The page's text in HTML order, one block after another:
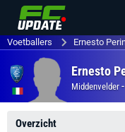
Voetballers Ernesto
Ernesto
Middenvelder -
Overzicht